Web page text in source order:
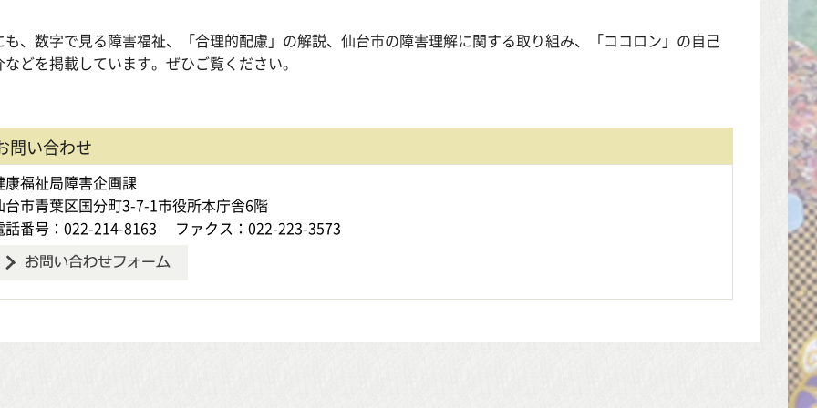
も、数字で見る障害福祉、「合理的配慮」の解説、仙台市の障害理解に関する取り組み、「ココロン」の自己
などを掲載しています。ぜひご覧ください。
問い合わせ
康福祉局障害企画課
台市青葉区国分町3-7-1市役所本庁舎6階
話番号：022-214-8163
ファクス：022-223-3573